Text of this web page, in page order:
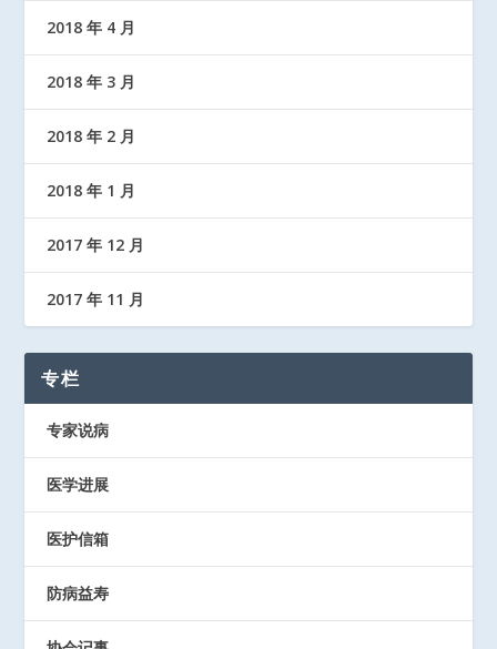
2018 年 4 月
2018 年 3 月
2018 年 2 月
2018 年 1 月
2017 年 12 月
2017 年 11 月
专栏
专家说病
医学进展
医护信箱
防病益寿